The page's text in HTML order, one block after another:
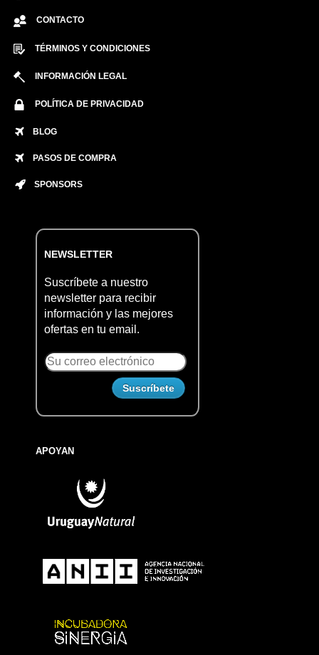
CONTACTO
TÉRMINOS Y CONDICIONES
INFORMACIÓN LEGAL
POLÍTICA DE PRIVACIDAD
BLOG
PASOS DE COMPRA
SPONSORS
NEWSLETTER
Suscríbete a nuestro
newsletter para recibir
información y las mejores
ofertas en tu email.
APOYAN